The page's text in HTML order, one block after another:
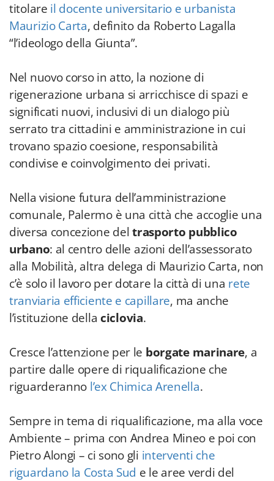
titolare il docente universitario e urbanista
Maurizio Carta, definito da Roberto Lagalla
“l’ideologo della Giunta”.
Nel nuovo corso in atto, la nozione di
rigenerazione urbana si arricchisce di spazi e
significati nuovi, inclusivi di un dialogo più
serrato tra cittadini e amministrazione in cui
trovano spazio coesione, responsabilità
condivise e coinvolgimento dei privati.
Nella visione futura dell’amministrazione
comunale, Palermo è una città che accoglie una
diversa concezione deltrasporto pubblico
urbano: al centro delle azioni dell’assessorato
alla Mobilità, altra delega di Maurizio Carta, non
c’è solo il lavoro per dotare la città di una rete
tranviaria efficiente e capillare, ma anche
l’istituzione della ciclovia.
Cresce l’attenzione per le borgate marinare, a
partire dalle opere di riqualificazione che
riguarderanno l’ex Chimica Arenella.
Sempre in tema di riqualificazione, ma alla voce
Ambiente – prima con Andrea Mineo e poi con
Pietro Alongi – ci sono gli interventi che
riguardano la Costa Sud e le aree verdi del